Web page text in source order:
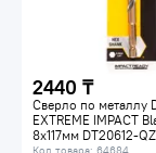
2440 ₸
Сверло по металлу
EXTREME IMPACT
8х117мм DT20612-QZ